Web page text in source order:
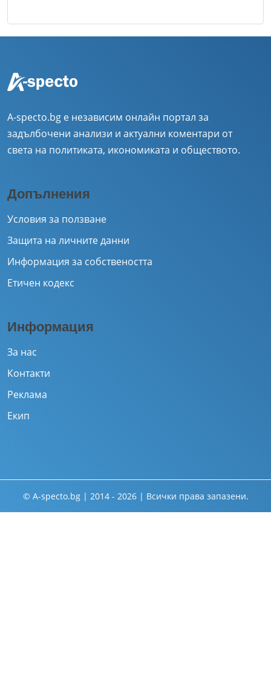
A-specto.bg е независим онлайн портал за
задълбочени анализи и актуални коментари от
света на политиката, икономиката и обществото.
Допълнения
Условия за ползване
Защита на личните данни
Информация за собствеността
Етичен кодекс
Информация
За нас
Контакти
Реклама
Екип
© A-specto.bg | 2014 - 2026 | Всички права запазени.